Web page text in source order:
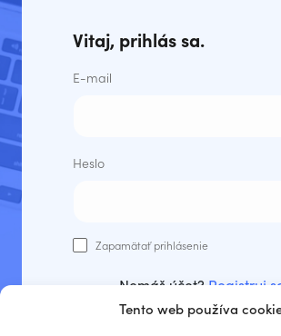
Tento web používa
Vitaj, prihlás sa.
E-mail
Heslo
Zapamätať prihlásenie
Nemáš účet? Registruj